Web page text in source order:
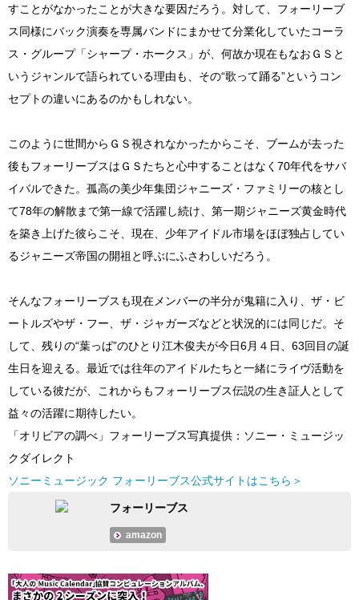
すことがなかったことが大きな要因だろう。対して、フォーリーブ
ス同様にバック演奏を専属バンドにまかせて分業化していたコーラ
ス・グループ「シャープ・ホークス」が、何故か現在もなおＧＳと
いうジャンルで語られている理由も、その“歌って踊る”というコン
セプトの違いにあるのかもしれない。
このように世間からＧＳ視されなかったからこそ、ブームが去った
後もフォーリーブスはＧＳたちと心中することはなく70年代をサバ
イバルできた。孤高の美少年集団ジャニーズ・ファミリーの核とし
て78年の解散まで第一線で活躍し続け、第一期ジャニーズ黄金時代
を築き上げた彼らこそ、現在、少年アイドル市場をほぼ独占してい
るジャニーズ帝国の開祖と呼ぶにふさわしいだろう。
そんなフォーリーブスも現在メンバーの半分が鬼籍に入り、ザ・ビ
ートルズやザ・フー、ザ・ジャガーズなどと状況的には同じだ。そ
して、残りの“葉っぱ”のひとり江木俊夫が今日6月４日、63回目の誕
生日を迎える。最近では往年のアイドルたちと一緒にライヴ活動を
している彼だが、これからもフォーリーブス伝説の生き証人として
益々の活躍に期待したい。
「オリビアの調べ」フォーリーブス写真提供：ソニー・ミュージッ
クダイレクト
ソニーミュージック フォーリーブス公式サイトはこちら＞
フォーリーブス
amazon